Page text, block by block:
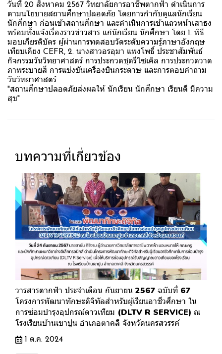
วันที่ 20 สิงหาคม 2567 วิทยาลัยการอาชีพตากฟ้า ดำเนินการ
ตามนโยบายสถานศึกษาปลอดภัย โดยการกำกับดูแลนักเรียน
นักศึกษา ก่อนเข้าสถานศึกษา และดำเนินการเข้าแถวหน้าเสาธง
พร้อมทั้งแจ้งเรื่องราวข่าวสาร แก่นักเรียน นักศึกษา โดย 1. พิธี
มอบเกียรติบัตร ผู้ผ่านการทดสอบวัดระดับความรู้ภาษาอังกฤษ
เทียบเคียง CEFR, 2. นางสาวอรอุมา แพงโพธิ์ ประชาสัมพันธ์
กิจกรรมวันวิทยาศาสตร์ การประกวดชุดรีไซเคิล การประกวดวาด
ภาพระบายสี การแข่งขันเครื่องบินกระดาษ และการตอบคำถาม
วันวิทยาศาสตร์
"สถานศึกษาปลอดภัยส่งผลให้ นักเรียน นักศึกษา เรียนดี มีความ
สุข"
บทความที่เกี่ยวข้อง
วารสารตากฟ้า ประจำเดือน กันยายน 2567 ฉบับที่ 67
โครงการพัฒนาทักษะดิจิทัลสำหรับผู้เรียนอาชีวศึกษา ใน
การซ่อมบำรุงอุปกรณ์ดาวเทียม (DLTV R SERVICE) ณ
โรงเรียนบ้านเขาปูน อำเภอตาคลี จังหวัดนครสวรรค์
1 ต.ค. 2024